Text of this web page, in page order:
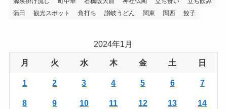
蒲田
観光スポット 角打ち 讃岐うどん 関東 関西 餃子
2024年1月
月 火 水 木 金 土 日
1 2 3 4 5 6 7
8 9 10 11 12 13 14